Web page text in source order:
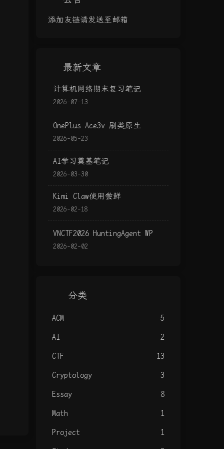
添加友链请发送至邮箱
最新文章
计算机网络期末复习笔记
2026-07-13
OnePlus Ace3v 刷类原生
2026-05-23
AI学习奠基笔记
2026-03-30
Kimi Claw使用尝鲜
2026-02-18
VNCTF2026 HuntingAgent WP
2026-02-02
分类
ACM
5
AI
2
CTF
13
Cryptology
3
Essay
8
Math
1
Project
1